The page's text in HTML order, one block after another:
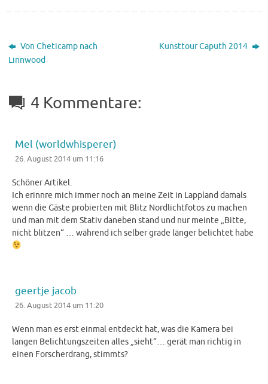
Von Cheticamp nach
Linnwood
Kunsttour Caputh 2014
4 Kommentare:
Mel (worldwhisperer)
26. August 2014 um 11:16
Schöner Artikel.
Ich erinnre mich immer noch an meine Zeit in Lappland damals
wenn die Gäste probierten mit Blitz Nordlichtfotos zu machen
und man mit dem Stativ daneben stand und nur meinte „Bitte,
nicht blitzen“ … während ich selber grade länger belichtet habe
geertje jacob
26. August 2014 um 11:20
Wenn man es erst einmal entdeckt hat, was die Kamera bei
langen Belichtungszeiten alles „sieht“… gerät man richtig in
einen Forscherdrang, stimmts?